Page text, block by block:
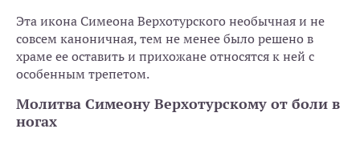
Эта икона Симеона Верхотурского необычная и не
совсем каноничная, тем не менее было решено в
храме ее оставить и прихожане относятся к ней с
особенным трепетом.
Молитва Симеону Верхотурскому от боли в
ногах